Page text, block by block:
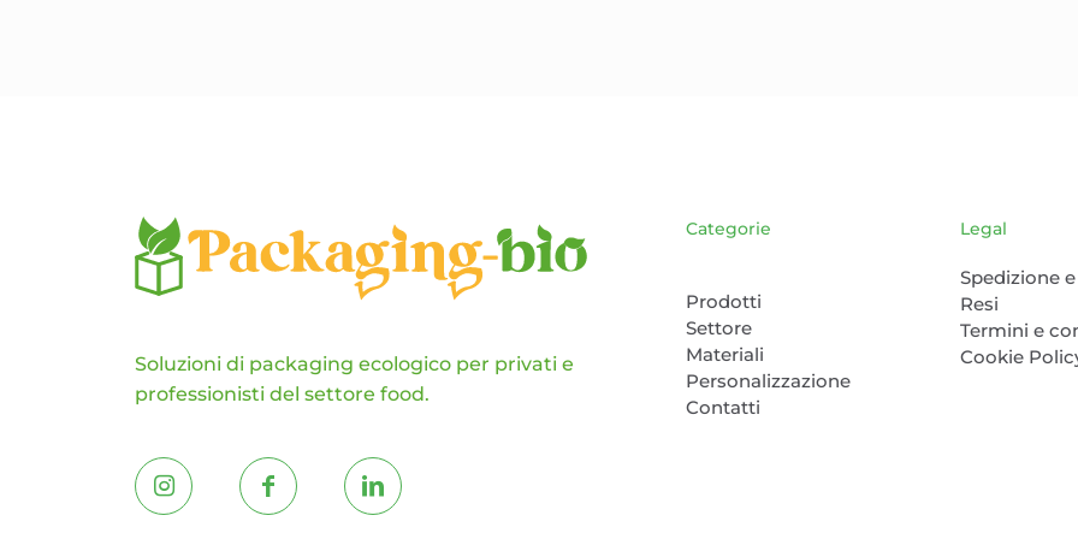
Soluzioni di packaging ecologico per privati e
professionisti del settore food.
Categorie
Prodotti
Settore
Materiali
Personalizzazione
Contatti
Legal
Spedizione
Resi
Termini e
Cookie